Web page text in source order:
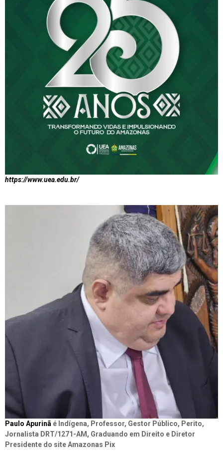
https://www.uea.edu.br/
Paulo Apurinã é Indígena, Professor, Gestor Público, Perito,
Jornalista DRT/1271-AM, Graduando em Direito e Diretor
Presidente do site Amazonas Pix